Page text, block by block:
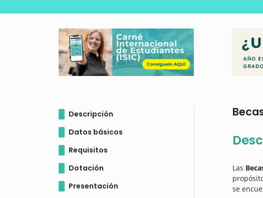
Descripción
Datos básicos
Requisitos
Dotación
Presentación
Las
se